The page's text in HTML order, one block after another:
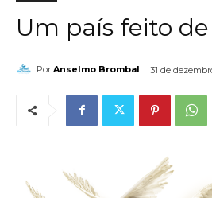
Um país feito
Por Anselmo Brombal 31 de